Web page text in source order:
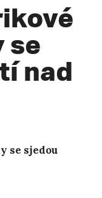
se
nad
se sjedou